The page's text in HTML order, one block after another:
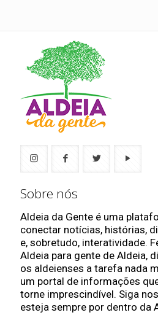
Sobre nós
Aldeia da Gente é uma
conectar notícias, histórias,
e, sobretudo, interatividade.
Aldeia para gente de Aldeia,
os aldeienses a tarefa nada
um portal de informações
torne imprescindível. Siga
esteja sempre por dentro da